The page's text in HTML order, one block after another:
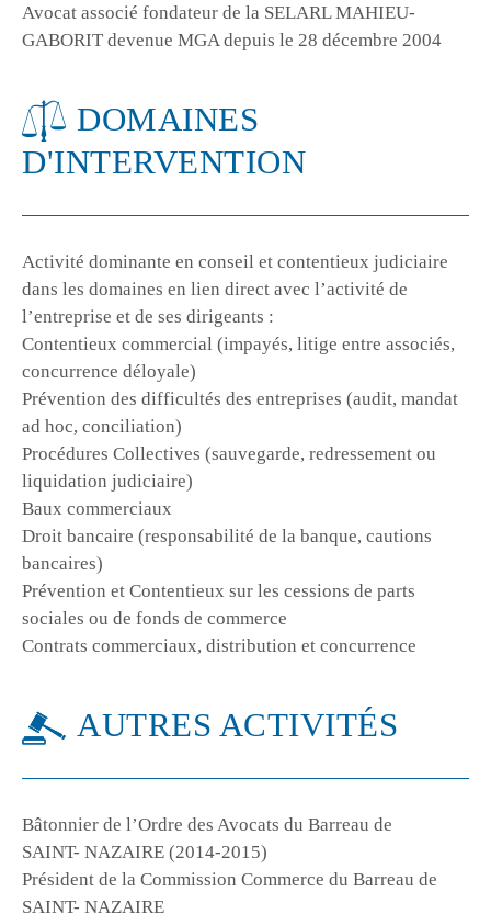
Avocat associé fondateur de la SELARL MAHIEU-
GABORIT devenue MGA depuis le 28 décembre 2004
DOMAINES
D'INTERVENTION
Activité dominante en conseil et contentieux judiciaire
dans les domaines en lien direct avec l’activité de
l’entreprise et de ses dirigeants :
Contentieux commercial (impayés, litige entre associés,
concurrence déloyale)
Prévention des difficultés des entreprises (audit, mandat
ad hoc, conciliation)
Procédures Collectives (sauvegarde, redressement ou
liquidation judiciaire)
Baux commerciaux
Droit bancaire (responsabilité de la banque, cautions
bancaires)
Prévention et Contentieux sur les cessions de parts
sociales ou de fonds de commerce
Contrats commerciaux, distribution et concurrence
AUTRES ACTIVITÉS
Bâtonnier de l’Ordre des Avocats du Barreau de
SAINT- NAZAIRE (2014-2015)
Président de la Commission Commerce du Barreau de
SAINT- NAZAIRE